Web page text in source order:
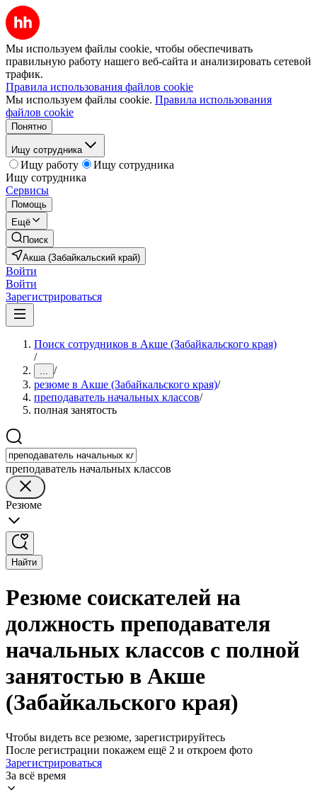
Мы используем файлы cookie, чтобы обеспечивать
правильную работу нашего веб-сайта и анализировать сетевой
трафик.
Правила использования файлов cookie
Мы используем файлы cookie. Правила использования
файлов cookie
Понятно
Ищу сотрудника
Ищу работу
Ищу сотрудника
Ищу сотрудника
Сервисы
Помощь
Ещё
Поиск
Акша (Забайкальский край)
Войти
Войти
Зарегистрироваться
Поиск сотрудников в Акше (Забайкальского края)
/
... /
резюме в Акше (Забайкальского края)/
преподаватель начальных классов/
полная занятость
преподаватель начальных классов
Резюме
Найти
Резюме соискателей на
должность преподавателя
начальных классов с полной
занятостью в Акше
(Забайкальского края)
Чтобы видеть все резюме, зарегистрируйтесь
После регистрации покажем ещё 2 и откроем фото
Зарегистрироваться
За всё время